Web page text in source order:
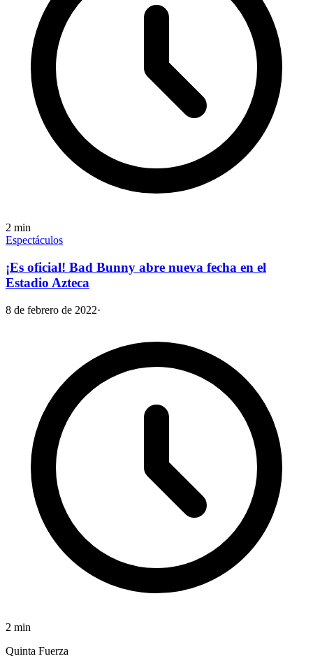
2 min
Espectáculos
¡Es oficial! Bad Bunny abre nueva fecha en el
Estadio Azteca
8 de febrero de 2022·
2 min
Quinta Fuerza